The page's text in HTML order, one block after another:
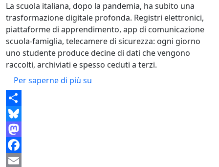
La scuola italiana, dopo la pandemia, ha subito una
trasformazione digitale profonda. Registri elettronici,
piattaforme di apprendimento, app di comunicazione
scuola-famiglia, telecamere di sicurezza: ogni giorno
uno studente produce decine di dati che vengono
raccolti, archiviati e spesso ceduti a terzi.
Per saperne di più su
Share
Bluesky
Mastodon
Facebook